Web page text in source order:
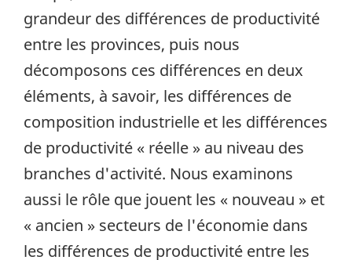
grandeur des différences de productivité
entre les provinces, puis nous
décomposons ces différences en deux
éléments, à savoir, les différences de
composition industrielle et les différences
de productivité « réelle » au niveau des
branches d'activité. Nous examinons
aussi le rôle que jouent les « nouveau » et
« ancien » secteurs de l'économie dans
les différences de productivité entre les